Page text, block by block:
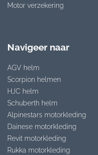
Motor verzekering
Navigeer naar
AGV helm
Scorpion helmen
HJC helm
Schuberth helm
Alpinestars motorkleding
Dainese motorkleding
Revit motorkleding
Rukka motorkleding